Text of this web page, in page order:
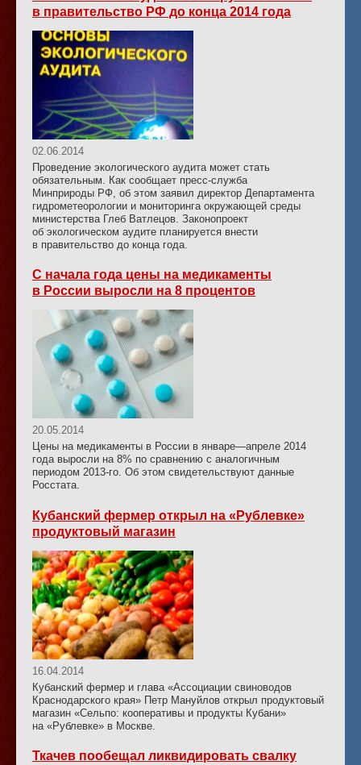
в правительство РФ до конца 2014 года
02.06.2014
Проведение экологического аудита может стать
обязательным. Как сообщает пресс-служба
Минприроды РФ, об этом заявил директор Департамента
гидрометеорологии и мониторинга окружающей среды
министерства Глеб Ватлецов. Законопроект
об экологическом аудите планируется внести
в правительство до конца года.
С начала года цены на медикаменты
в России выросли на 8 процентов
20.05.2014
Цены на медикаменты в России в январе—апреле 2014
года выросли на 8% по сравнению с аналогичным
периодом 2013-го. Об этом свидетельствуют данные
Росстата.
Кубанский фермер открыл на «Рублевке»
продуктовый магазин
16.04.2014
Кубанский фермер и глава «Ассоциации свиноводов
Краснодарского края» Петр Мануйлов открыл продуктовый
магазин «Сельпо: кооперативы и продукты Кубани»
на «Рублевке» в Москве.
Ткачев пообещал ликвидировать свалку